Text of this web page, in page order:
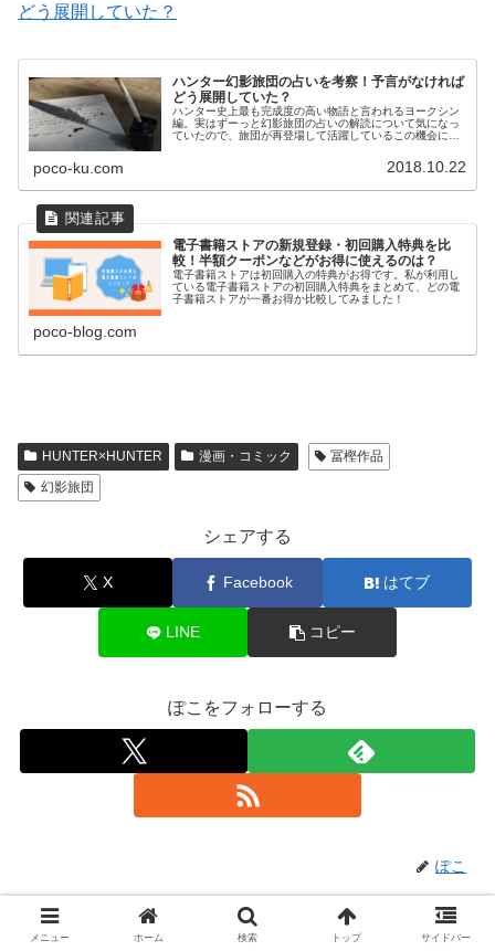
どう展開していた？
ハンター幻影旅団の占いを考察！予言がなければ
どう展開していた？
ハンター史上最も完成度の高い物語と言われるヨークシン
編。実はずーっと幻影旅団の占いの解読について気になっ
ていたので、旅団が再登場して活躍しているこの機会に、
poco-ku.com 2018.10.22
電子書籍ストアの新規登録・初回購入特典を比
較！半額クーポンなどがお得に使えるのは？
電子書籍ストアは初回購入の特典がお得です。私が利用し
ている電子書籍ストアの初回購入特典をまとめて、どの電
子書籍ストアが一番お得か比較してみました！
poco-blog.com
HUNTER×HUNTER 漫画・コミック
冨樫作品
幻影旅団
シェアする
X Facebook はてブ
LINE コピー
ぽこをフォローする
ぽこ
関連記事
メニュー ホーム 検索 トップ サイドバー